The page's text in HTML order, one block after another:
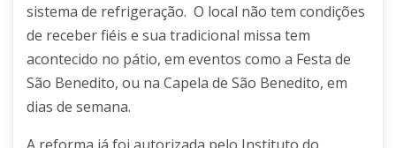
sistema de refrigeração. O local não tem condições
de receber fiéis e sua tradicional missa tem
acontecido no pátio, em eventos como a Festa de
São Benedito, ou na Capela de São Benedito, em
dias de semana.